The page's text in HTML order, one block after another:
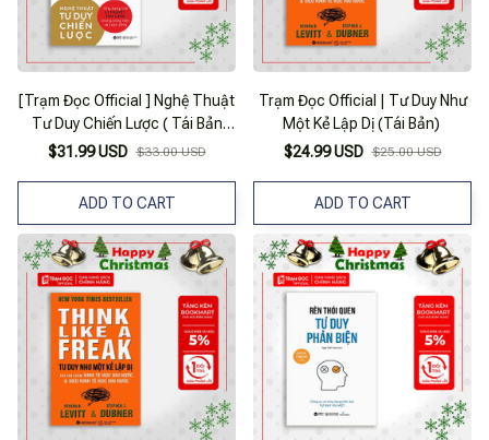
[Trạm Đọc Official ] Nghệ Thuật
Tư Duy Chiến Lược ( Tái Bản
2023)
$31.99 USD $33.00 USD
ADD TO CART
Trạm Đọc Official | Tư Duy Như
Một Kẻ Lập Dị (Tái Bản)
$24.99 USD $25.00 USD
ADD TO CART